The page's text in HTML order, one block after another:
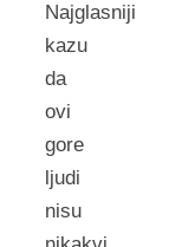
Najglasniji
kazu
da
ovi
gore
ljudi
nisu